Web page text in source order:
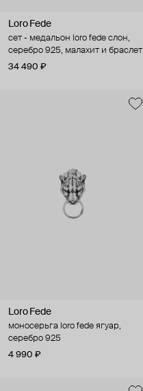
Loro Fede
сет - медальон loro fede слон,
серебро 925, малахит и браслет
из натуральной кожи
34 490 ₽
Loro Fede
моносерьга loro fede ягуар,
серебро 925
4 990 ₽